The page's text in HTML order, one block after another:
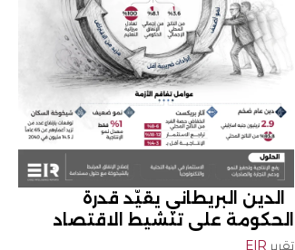
الدين البريطاني يقيّد قدرة
الحكومة على تنشيط الاقتصاد
تقرير EIR